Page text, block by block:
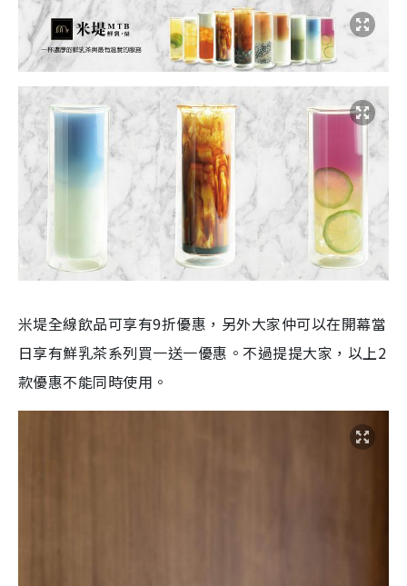
米堤全線飲品可享有9折優惠，另外大家仲可以在開幕當
日享有鮮乳茶系列買一送一優惠。不過提提大家，以上2
款優惠不能同時使用。